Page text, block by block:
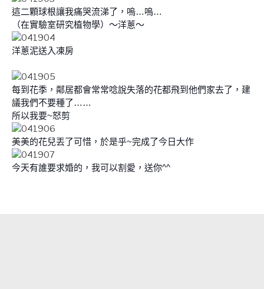
這二顆球根讓我痛哭流涕了，嗚…嗚…
（在實驗室研究植物學）～洋蔥～
洋蔥泥送入凍房
每到花季，鄰居都會常常唸說失落的花都飛到他們家去了，建
議我們不要種了……
所以我要~怒剪
美美的花兒丟了可惜，於是乎~完成了今日大作
今天有誰要求婚的，我可以割愛，送你^^